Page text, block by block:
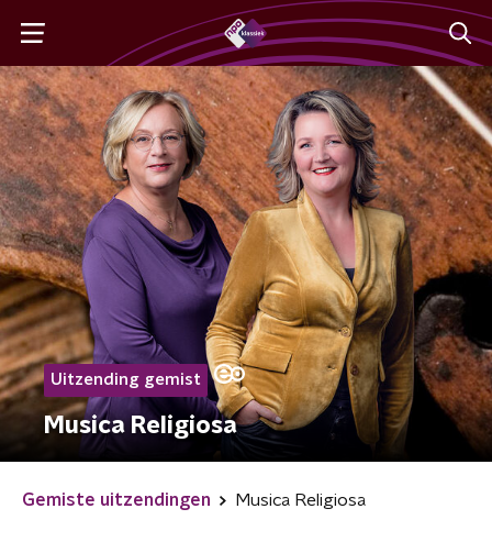
Uitzending gemist
Musica Religiosa
Gemiste uitzendingen Musica Religiosa